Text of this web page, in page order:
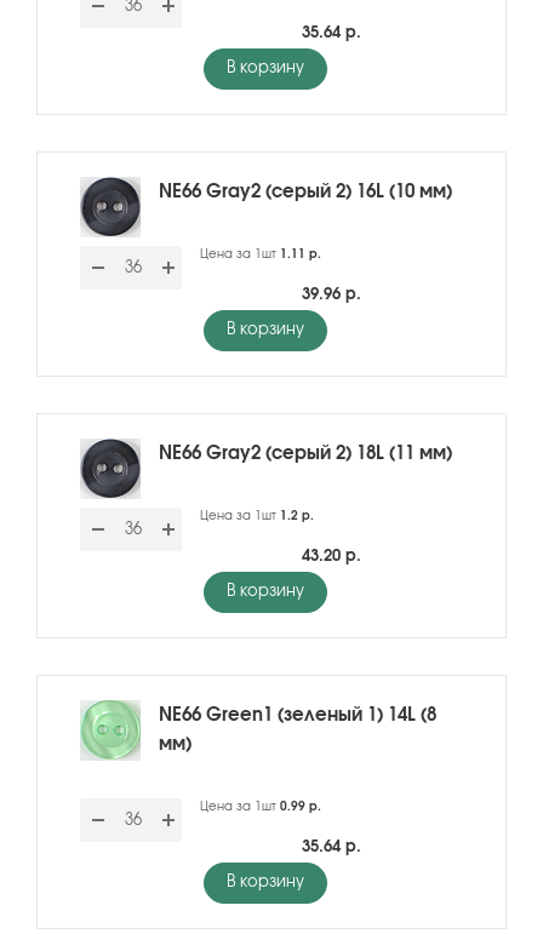
35.64 р.
В корзину
NE66 Gray2 (серый 2) 16L (10 мм)
Цена за 1шт 1.11 р.
39.96 р.
В корзину
NE66 Gray2 (серый 2) 18L (11 мм)
Цена за 1шт 1.2 р.
43.20 р.
В корзину
NE66 Green1 (зеленый 1) 14L (8
мм)
Цена за 1шт 0.99 р.
35.64 р.
В корзину